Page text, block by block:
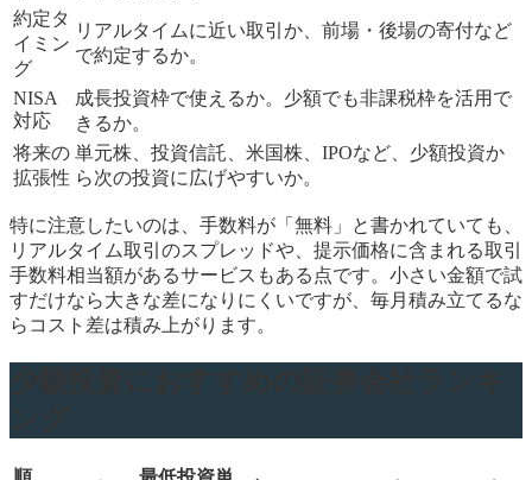
約定タ
イミン
グ
リアルタイムに近い取引か、前場・後場の寄付など
で約定するか。
NISA
対応
成長投資枠で使えるか。少額でも非課税枠を活用で
きるか。
将来の
拡張性
単元株、投資信託、米国株、IPOなど、少額投資か
ら次の投資に広げやすいか。
特に注意したいのは、手数料が「無料」と書かれていても、
リアルタイム取引のスプレッドや、提示価格に含まれる取引
手数料相当額があるサービスもある点です。小さい金額で試
すだけなら大きな差になりにくいですが、毎月積み立てるな
らコスト差は積み上がります。